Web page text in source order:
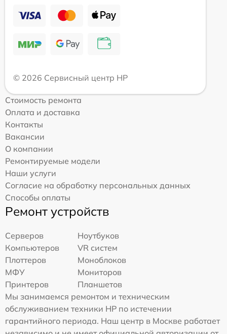
© 2026 Сервисный центр HP
Стоимость ремонта
Оплата и доставка
Контакты
Вакансии
О компании
Ремонтируемые модели
Наши услуги
Согласие на обработку персональных данных
Способы оплаты
Ремонт устройств
Серверов
Ноутбуков
Компьютеров
VR систем
Плоттеров
Моноблоков
МФУ
Мониторов
Принтеров
Планшетов
Мы занимаемся ремонтом и техническим
обслуживанием техники HP по истечении
гарантийного периода. Наш центр в Москве работает